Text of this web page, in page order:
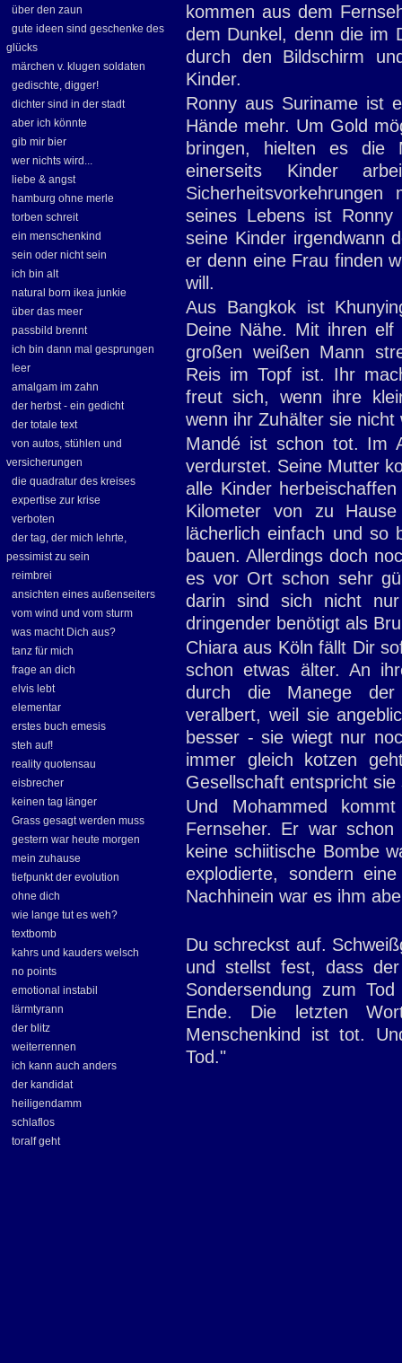
über den zaun
gute ideen sind geschenke des
glücks
märchen v. klugen soldaten
gedischte, digger!
dichter sind in der stadt
aber ich könnte
gib mir bier
wer nichts wird...
liebe & angst
hamburg ohne merle
torben schreit
ein menschenkind
sein oder nicht sein
ich bin alt
natural born ikea junkie
über das meer
passbild brennt
ich bin dann mal gesprungen
leer
amalgam im zahn
der herbst - ein gedicht
der totale text
von autos, stühlen und
versicherungen
die quadratur des kreises
expertise zur krise
verboten
der tag, der mich lehrte,
pessimist zu sein
reimbrei
ansichten eines außenseiters
vom wind und vom sturm
was macht Dich aus?
tanz für mich
frage an dich
elvis lebt
elementar
erstes buch emesis
steh auf!
reality quotensau
eisbrecher
keinen tag länger
Grass gesagt werden muss
gestern war heute morgen
mein zuhause
tiefpunkt der evolution
ohne dich
wie lange tut es weh?
textbomb
kahrs und kauders welsch
no points
emotional instabil
lärmtyrann
der blitz
weiterrennen
ich kann auch anders
der kandidat
heiligendamm
schlaflos
toralf geht
kommen aus dem
dem Dunkel, denn die im
durch den Bildschirm
Kinder.
Ronny aus Suriname ist
Hände mehr. Um Gold
bringen, hielten es die
einerseits Kinder
seines Lebens ist Ronny
seine Kinder irgendwann
er denn eine Frau finden
will.
Aus Bangkok ist
Deine Nähe. Mit ihren
großen weißen Mann
Reis im Topf ist. Ihr
freut sich, wenn ihre
wenn ihr Zuhälter sie nicht
Mandé ist schon tot. Im
verdurstet. Seine Mutter
alle Kinder
Kilometer von zu
lächerlich einfach und so
bauen. Allerdings doch
es vor Ort schon sehr
darin sind sich nicht
dringender benötigt als
Chiara aus Köln fällt Dir
schon etwas älter. An
durch die Manege der
veralbert, weil sie
besser - sie wiegt nur
immer gleich kotzen
Gesellschaft entspricht
Und Mohammed
Fernseher. Er war
keine schiitische Bombe
explodierte, sondern
Nachhinein war es ihm
Du schreckst auf.
und stellst fest, dass
Sondersendung zum
Ende. Die letzten
Menschenkind ist tot.
Tod."